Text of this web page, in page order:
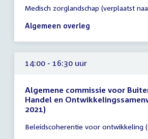
vergadering
13:00
17:30
uur
Medisch zorglandschap (verplaatst
Algemeen overleg
14:00 - 16:30 uur
Algemene commissie voor
Handel en
2021)
vergadering
Beleidscoherentie voor ontwikkeling